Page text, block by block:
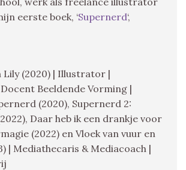
eerste boek, ‘Supernerd‘,
Lily (2020) | Illustrator |
Beeldende Vorming |
(2020), Supernerd 2:
Daar heb ik een drankje voor
(2022) en Vloek van vuur en
| Mediathecaris & Mediacoach |